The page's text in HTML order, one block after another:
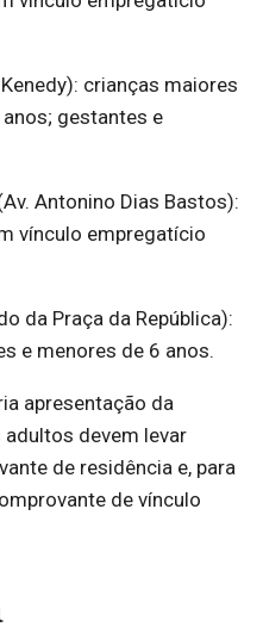
crianças maiores
gestantes e
Antonino Dias Bastos):
vínculo empregatício
da Praça da República):
e menores de 6 anos.
apresentação da
devem levar
de residência e, para
de vínculo